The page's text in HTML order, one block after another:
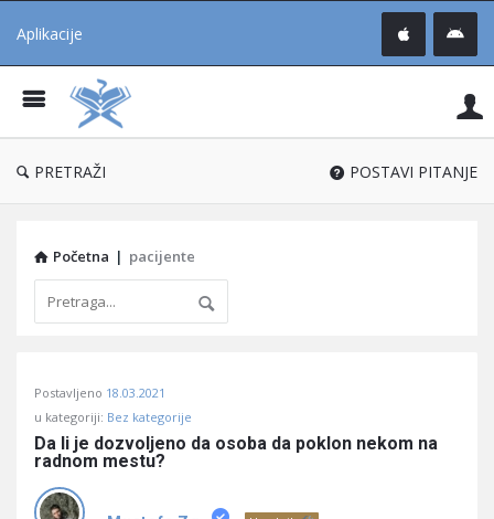
Aplikacije
®
PRETRAŽI POSTAVI PITANJE
Početna | pacijente
Učene
Latest
Pitanja
Postavljeno 18.03.2021
u kategoriji: Bez kategorije
Da li je dozvoljeno da osoba da poklon nekom na
radnom mestu?